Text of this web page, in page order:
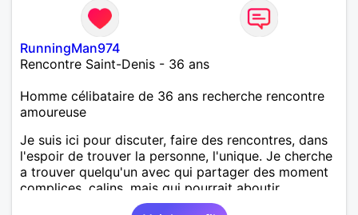
RunningMan974
Rencontre Saint-Denis - 36 ans
Homme célibataire de 36 ans recherche rencontre
amoureuse
Je suis ici pour discuter, faire des rencontres, dans
l'espoir de trouver la personne, l'unique. Je cherche
a trouver quelqu'un avec qui partager des moment
complices, calins, mais qui pourrait aboutir
idéalement sur une relation sérieuse et durable ! j'en